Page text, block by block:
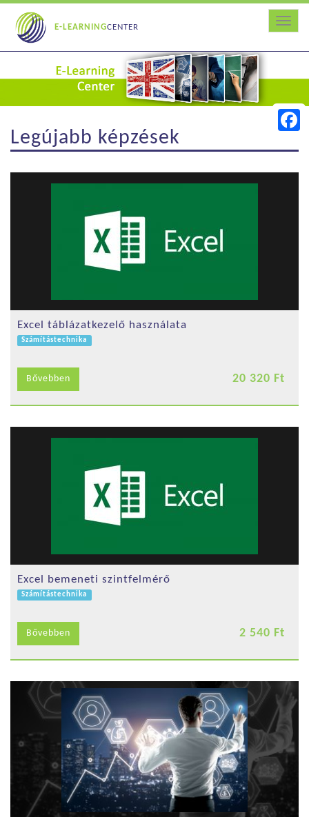
E-LEARNINGCENTER
Legújabb képzések
Excel táblázatkezelő használata
Számítástechnika
20 320 Ft
Bővebben
Excel bemeneti szintfelmérő
Számítástechnika
2 540 Ft
Bővebben